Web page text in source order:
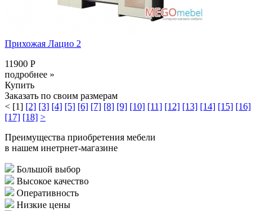
Прихожая Лацио 2
11900 Р
подробнее »
Купить
Заказать по своим размерам
< [1] [2] [3] [4] [5] [6] [7] [8] [9] [10] [11] [12] [13] [14] [15] [16]
[17] [18] >
Преимущества приобретения мебели
в нашем инетрнет-магазине
Большой выбор
Высокое качество
Оперативность
Низкие цены